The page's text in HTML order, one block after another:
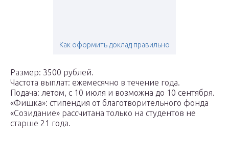
Как оформить доклад правильно
Размер: 3500 рублей.
Частота выплат: ежемесячно в течение года.
Подача: летом, с 10 июля и возможна до 10 сентября.
«Фишка»: стипендия от благотворительного фонда
«Созидание» рассчитана только на студентов не
старше 21 года.